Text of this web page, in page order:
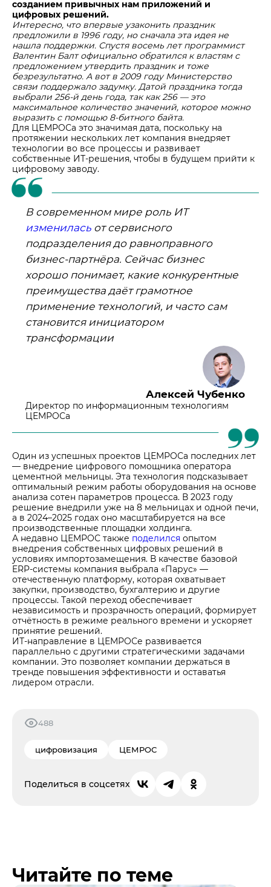
созданием привычных нам приложений и
цифровых решений.
Интересно, что впервые узаконить праздник
предложили в 1996 году, но сначала эта идея не
нашла поддержки. Спустя восемь лет программист
Валентин Балт официально обратился к властям с
предложением утвердить праздник и тоже
безрезультатно. А вот в 2009 году Министерство
связи поддержало задумку. Датой праздника тогда
выбрали 256‑й день года, так как 256 — это
максимальное количество значений, которое можно
выразить с помощью 8-битного байта.
Для ЦЕМРОСа это значимая дата, поскольку на
протяжении нескольких лет компания внедряет
технологии во все процессы и развивает
собственные ИТ-решения, чтобы в будущем прийти к
цифровому заводу.
В современном мире роль ИТ
изменилась от сервисного
подразделения до равноправного
бизнес-партнёра. Сейчас бизнес
хорошо понимает, какие конкурентные
преимущества даёт грамотное
применение технологий, и часто сам
становится инициатором
трансформации
Алексей Чубенко
Директор по информационным технологиям
ЦЕМРОСа
Один из успешных проектов ЦЕМРОСа последних лет
— внедрение цифрового помощника оператора
цементной мельницы. Эта технология подсказывает
оптимальный режим работы оборудования на основе
анализа сотен параметров процесса. В 2023 году
решение внедрили уже на 8 мельницах и одной печи,
а в 2024–2025 годах оно масштабируется на все
производственные площадки холдинга.
А недавно ЦЕМРОС также поделился опытом
внедрения собственных цифровых решений в
условиях импортозамещения. В качестве базовой
ERP-системы компания выбрала «Парус» —
отечественную платформу, которая охватывает
закупки, производство, бухгалтерию и другие
процессы. Такой переход обеспечивает
независимость и прозрачность операций, формирует
отчётность в режиме реального времени и ускоряет
принятие решений.
ИТ-направление в ЦЕМРОСе развивается
параллельно с другими стратегическими задачами
компании. Это позволяет компании держаться в
тренде повышения эффективности и оставатья
лидером отрасли.
488
цифровизация ЦЕМРОС
Поделиться в соцсетях
Читайте по теме
Центры дистрибуции
Реализация ТМЦ и непрофильных активов
Политика в области закупок
В помощь поставщику
Не только цемент
Люди ЦЕМРОСа
Технологии и тренды
Издание для клиентов
Аналитика цементной отрасли
Медиабанк
Пресса о нас
Контакты
Контакты